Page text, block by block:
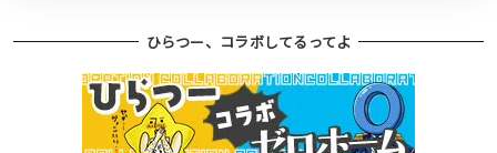
ひらつー、コラボしてるってよ